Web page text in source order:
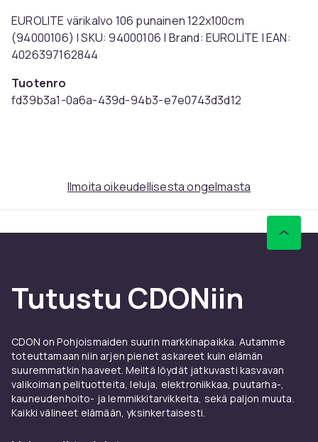
EUROLITE värikalvo 106 punainen 122x100cm
(94000106) | SKU: 94000106 | Brand: EUROLITE | EAN:
4026397162844
Tuotenro
fd39b3a1-0a6a-439d-94b3-e7e0743d3d12
Ilmoita oikeudellisesta ongelmasta
Tutustu CDONiin
CDON on Pohjoismaiden suurin markkinapaikka. Autamme
toteuttamaan niin arjen pienet askareet kuin elämän
suuremmatkin haaveet. Meiltä löydät jatkuvasti kasvavan
valikoiman pelituotteita, leluja, elektroniikkaa, puutarha-,
kauneudenhoito- ja lemmikkitarvikkeita, sekä paljon muuta.
Kaikki välineet elämään, yksinkertaisesti.